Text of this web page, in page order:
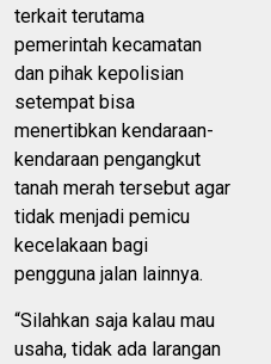
terkait terutama
pemerintah kecamatan
dan pihak kepolisian
setempat bisa
menertibkan kendaraan-
kendaraan pengangkut
tanah merah tersebut agar
tidak menjadi pemicu
kecelakaan bagi
pengguna jalan lainnya.
“Silahkan saja kalau mau
usaha, tidak ada larangan